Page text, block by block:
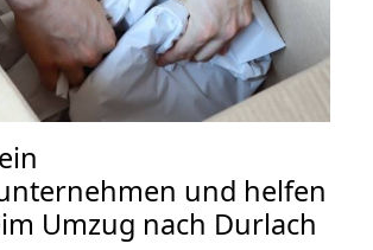
und helfen
Umzug nach Durlach